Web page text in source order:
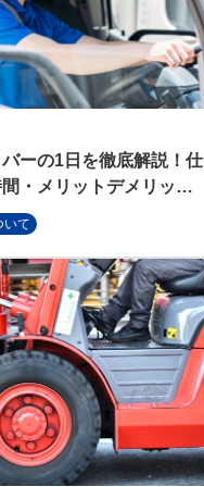
ーの1日を徹底解説！仕
・メリットデメリット
いて